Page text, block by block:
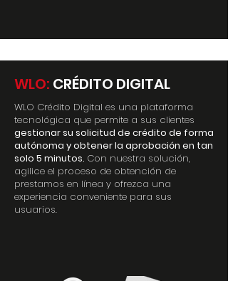
WLO: CRÉDITO DIGITAL
WLO Crédito Digital es una plataforma
tecnológica que permite a sus clientes
gestionar su solicitud de crédito de forma
autónoma y obtener la aprobación en tan
solo 5 minutos. Con nuestra solución,
agilice el proceso de obtención de
prestamos en línea y ofrezca una
experiencia conveniente para sus
usuarios.